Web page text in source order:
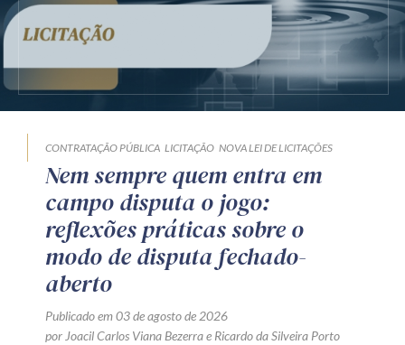
CONTRATAÇÃO PÚBLICA LICITAÇÃO NOVA LEI DE LICITAÇÕES
Nem sempre quem entra em
campo disputa o jogo:
reflexões práticas sobre o
modo de disputa fechado-
aberto
Publicado em 03 de agosto de 2026
por Joacil Carlos Viana Bezerrae Ricardo da Silveira Porto